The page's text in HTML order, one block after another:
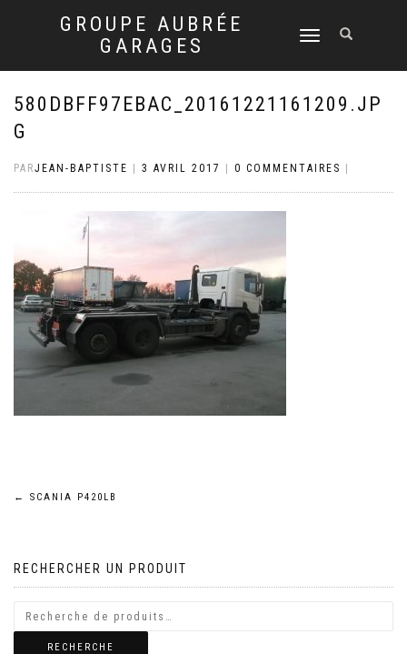
GROUPE AUBRÉE
GARAGES
DÉPLIER
NAVIGATION
580DBFF97EBAC_20161221161209.JP
G
PARJEAN-BAPTISTE 3 AVRIL 2017 0 COMMENTAIRES
Navigation
l’article
← SCANIA P420LB
RECHERCHER UN PRODUIT
RECHERCHE